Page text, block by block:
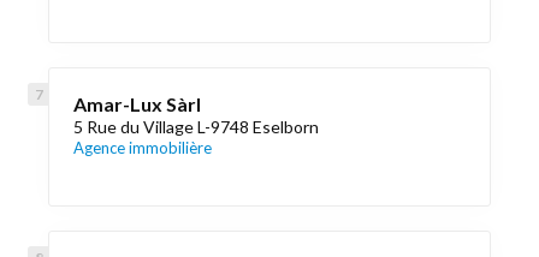
Amar-Lux Sàrl
5 Rue du Village L-9748 Eselborn
Agence immobilière